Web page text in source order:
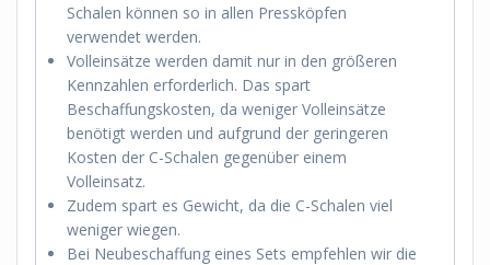
Schalen können so in allen Pressköpfen
verwendet werden.
Volleinsätze werden damit nur in den größeren
Kennzahlen erforderlich. Das spart
Beschaffungskosten, da weniger Volleinsätze
benötigt werden und aufgrund der geringeren
Kosten der C-Schalen gegenüber einem
Volleinsatz.
Zudem spart es Gewicht, da die C-Schalen viel
weniger wiegen.
Bei Neubeschaffung eines Sets empfehlen wir die